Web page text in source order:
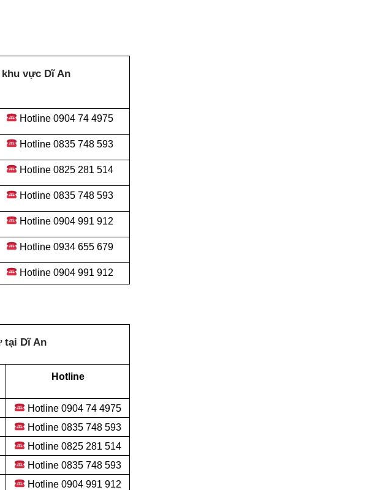
vực Dĩ An
Hotline 0904 74 4975
Hotline 0835 748 593
Hotline 0825 281 514
Hotline 0835 748 593
Hotline 0904 991 912
Hotline 0934 655 679
Hotline 0904 991 912
tại Dĩ An
Hotline
Hotline 0904 74 4975
Hotline 0835 748 593
Hotline 0825 281 514
Hotline 0835 748 593
Hotline 0904 991 912